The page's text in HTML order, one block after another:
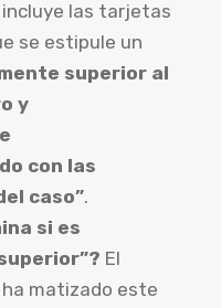
las tarjetas
se estipule un
superior al
y
con las
caso”.
si es
El
ha matizado este